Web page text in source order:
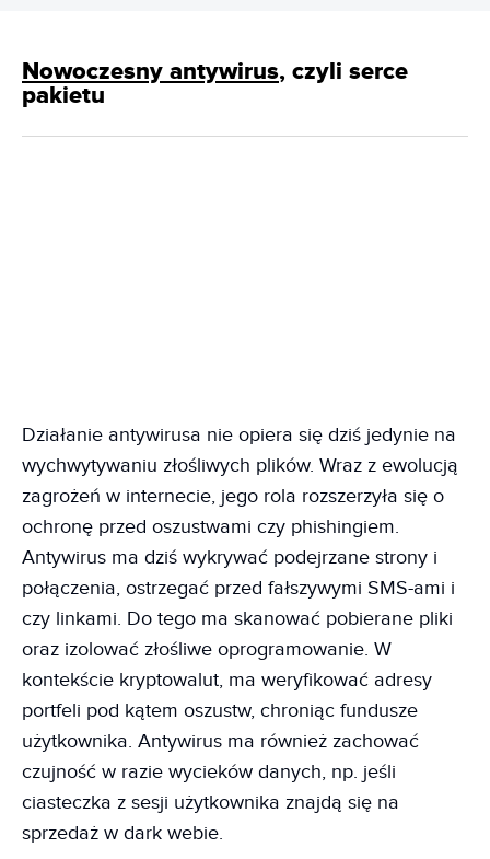
Nowoczesny antywirus, czyli serce
pakietu
Działanie antywirusa nie opiera się dziś jedynie na
wychwytywaniu złośliwych plików. Wraz z ewolucją
zagrożeń w internecie, jego rola rozszerzyła się o
ochronę przed oszustwami czy phishingiem.
Antywirus ma dziś wykrywać podejrzane strony i
połączenia, ostrzegać przed fałszywymi SMS-ami i
czy linkami. Do tego ma skanować pobierane pliki
oraz izolować złośliwe oprogramowanie. W
kontekście kryptowalut, ma weryfikować adresy
portfeli pod kątem oszustw, chroniąc fundusze
użytkownika. Antywirus ma również zachować
czujność w razie wycieków danych, np. jeśli
ciasteczka z sesji użytkownika znajdą się na
sprzedaż w dark webie.